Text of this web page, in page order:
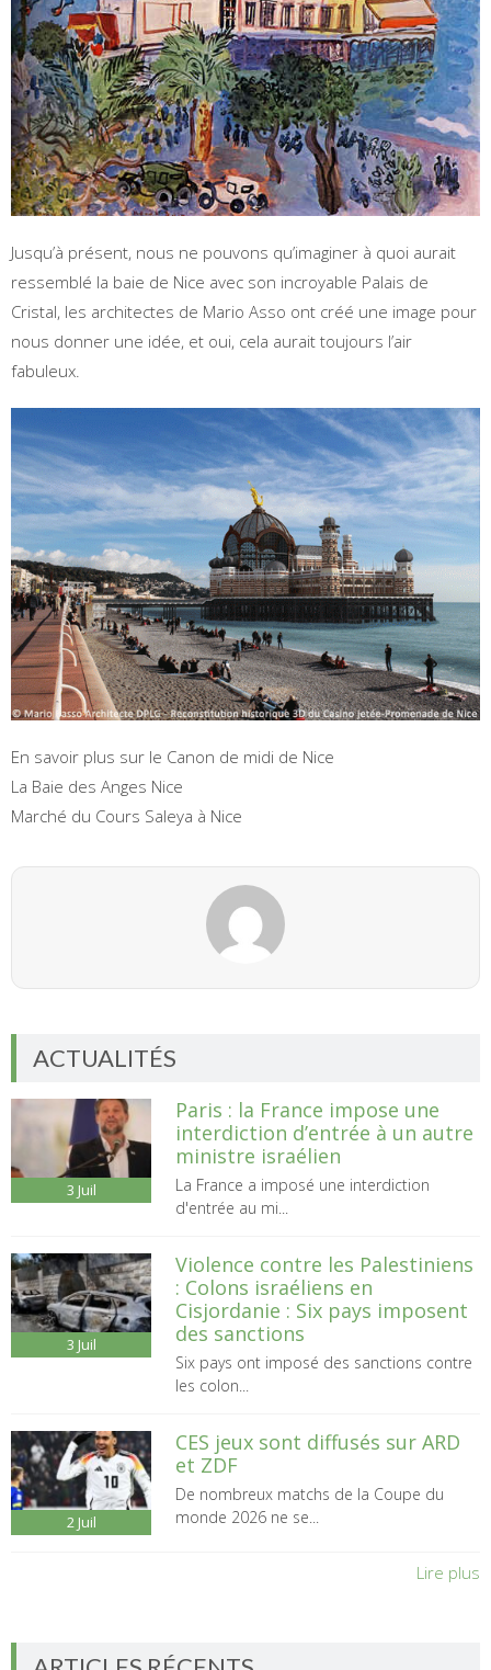
Jusqu’à présent, nous ne pouvons qu’imaginer à quoi aurait
ressemblé la baie de Nice avec son incroyable Palais de
Cristal, les architectes de Mario Asso ont créé une image pour
nous donner une idée, et oui, cela aurait toujours l’air
fabuleux.
En savoir plus sur le Canon de midi de Nice
La Baie des Anges Nice
Marché du Cours Saleya à Nice
ACTUALITÉS
3 Juil
Paris : la France impose une
interdiction d’entrée à un autre
ministre israélien
La France a imposé une interdiction
d'entrée au mi...
3 Juil
Violence contre les Palestiniens
: Colons israéliens en
Cisjordanie : Six pays imposent
des sanctions
Six pays ont imposé des sanctions contre
les colon...
2 Juil
CES jeux sont diffusés sur ARD
et ZDF
De nombreux matchs de la Coupe du
monde 2026 ne se...
Lire plus